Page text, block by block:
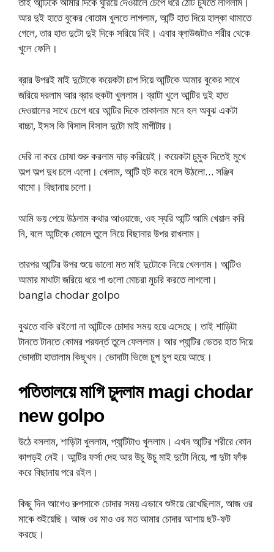
আর দুই হাতে বুকের বোতাম খুলতে লাগলাম, আন্টি হাত দিয়ে হাল্কা থামাতে
গেলে, তার হাত দুটো দুই দিকে সরিয়ে দিই। এবার ব্লাউজটাও শরীর থেকে
খুলে ফেলি।
ব্রার উপরই মাই দুটোকে কয়েকটা চাপ দিয়ে আন্টিকে আমার বুকের সাথে
জরিয়ে দরলাম আর ব্রার হুকটা খুললাম। ব্রাটা খুলে আন্টির দুই হাত
দেওয়ালের সাথে চেপে ধরে আন্টির দিকে তাকালাম মনে হল অবুঝ একটা
বাচ্চা, ইসস কি বিসাল বিসাল দুটো মাই মাগীটার।
দেরি না করে চোষা শুরু করলাম দাড় করিয়েই। কয়েকটা চুমুক দিতেই মুখে
অল্প অল্প দুধ চলে এলো। খেলাম, আন্টি হুট করে বলে উঠলো… সঞ্জিব
থামো। বিছানায় চলো।
আমি ভয় পেয়ে উঠলাম কথার আওয়াজে, ওহ স্যরি আন্টি আমি খেয়াল করি
নি, বলে আন্টিকে কোলে তুলে নিয়ে বিছানার উপর রাখলাম।
তারপর আন্টির উপর শুয়ে ভালো মত মাই দুটোকে নিয়ে খেললাম। আন্টিও
আমার মাথাটা জরিয়ে ধরে পা গুলো মোচরা মুচরি করতে লাগলো।
bangla chodar golpo
বুঝতে বাকি রইলো না আন্টিকে চোদার সময় হয়ে এসেছে। তাই শাড়িটা
টানতে টানতে কোমর পরযর্ন্ত তুলে ফেললাম। আর প্যান্টির ভেতর হাত দিয়ে
ভোদাটা হাতালাম কিছুখন। ভোদাটা ভিজে চুপ চুপ হয়ে আছে।
পতিতালয়ে মাগি চুদলাম magi chodar
new golpo
উঠে বসলাম, শাড়িটা খুললাম, প্যান্টিটাও খুললাম। এখন আন্টির শরীরে কোন
কাপড়ই নেই। আন্টির ফর্সা দেহ আর উচু উচু মাই দুটো নিয়ে, পা দুটা ফাঁক
করে বিছানায় পরে রইল।
কিছু দিন আগেও রুপসাকে চোদার সময় এভাবে শুঈয়ে রেখেছিলাম, আজ ওর
মাকে শুইয়েছি। আজ ওর মাও ওর মত আমার চোদার আশায় ছট-ফট
করছে।